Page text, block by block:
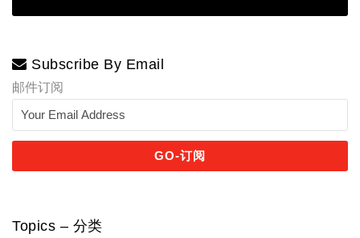
Subscribe By Email
邮件订阅
Topics – 分类